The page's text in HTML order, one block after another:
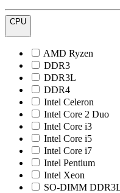
CPU
AMD Ryzen
DDR3
DDR3L
DDR4
Intel Celeron
Intel Core 2 Duo
Intel Core i3
Intel Core i5
Intel Core i7
Intel Pentium
Intel Xeon
SO-DIMM